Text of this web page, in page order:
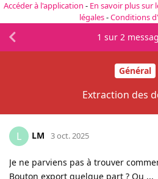
Accéder à l'application - En savoir plus sur
légales-Conditions
Général
Extraction des
1 sur 2
L LM 3 oct. 2025
Je ne parviens pas à trouver
Bouton export quelque part ? Ou ...